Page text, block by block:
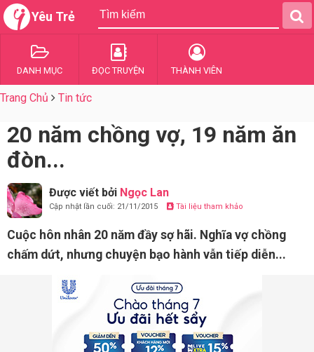
Yêu Trẻ
DANH MỤC ĐỌC TRUYỆN THÀNH VIÊN
Trang Chủ Tin tức
20 năm chồng vợ, 19 năm ăn
đòn...
Được viết bởi Ngọc Lan
Cập nhật lần cuối: 21/11/2015 Tài liệu tham khảo
Cuộc hôn nhân 20 năm đầy sợ hãi. Nghĩa vợ chồng
chấm dứt, nhưng chuyện bạo hành vẫn tiếp diễn...